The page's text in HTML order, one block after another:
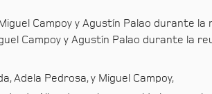
Campoy y Agustín Palao durante la
Adela Pedrosa, y Miguel Campoy,